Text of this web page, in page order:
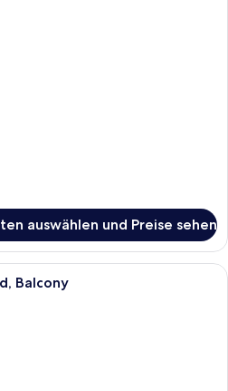
auswählen und Preise sehen
Ein Hotelzimmer mit Bett,
Balcony